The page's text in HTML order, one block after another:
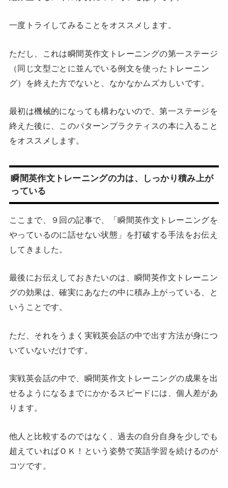
一度トライしてみることをオススメします。
ただし、これは瞬間英作文トレーニングの第一ステージ
（同じ文型ごとに並んでいる例文を使ったトレーニン
グ）を終えた方でないと、なかなかムズカしいです。
最初は機械的になっても構わないので、第一ステージを
終えた後に、このパターンプラクティスの本に入ること
をオススメします。
瞬間英作文トレーニングの力は、しっかり積み上が
っている
ここまで、９回の記事で、「瞬間英作文トレーニングを
やっているのに話せない状態」を打破する手法をお伝え
してきました。
最後にお伝えしておきたいのは、瞬間英作文トレーニン
グの効果は、確実にあなたの中に積み上がっている、と
いうことです。
ただ、それをうまく実戦英会話の中で出す方法が身につ
いていないだけです。
実戦英会話の中で、瞬間英作文トレーニングの成果を出
せるようになるまでにかかるスピードには、個人差があ
ります。
他人と比較するのではなく、過去の自分自身を少しでも
超えていればＯＫ！という姿勢で英語学習を続けるのが
コツです。